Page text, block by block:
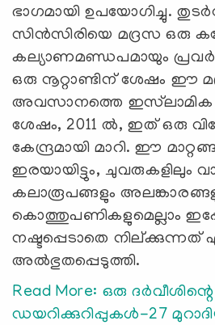
ഭാഗമായി ഉപയോഗിച്ചു.
സിൻസിരിയെ മദ്രസ ഒരു
കല്യാണമണ്ഡപമായും
ഒരു നൂറ്റാണ്ടിന് ശേഷം ഈ
അവസാനത്തെ ഇസ്‍ലാമിക
ശേഷം, 2011 ൽ, ഇത് ഒരു
കേന്ദ്രമായി മാറി. ഈ
ഇരയായിട്ടും, ചുവരുകളിലും
കലാരൂപങ്ങളും
കൊത്തുപണികളുമെല്ലാം
നഷ്ടപ്പെടാതെ നില്ക്കുന്നത്
അല്‍ഭുതപ്പെടുത്തി.
Read More: ഒരു ദർവീശിന്റെ
ഡയറിക്കുറിപ്പുകൾ-27